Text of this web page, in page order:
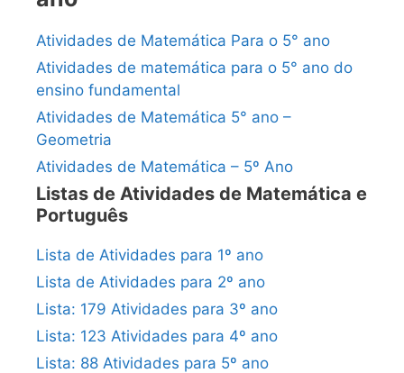
Atividades de Matemática Para o 5° ano
Atividades de matemática para o 5° ano do
ensino fundamental
Atividades de Matemática 5° ano –
Geometria
Atividades de Matemática – 5º Ano
Listas de Atividades de Matemática e
Português
Lista de Atividades para 1º ano
Lista de Atividades para 2º ano
Lista: 179 Atividades para 3º ano
Lista: 123 Atividades para 4º ano
Lista: 88 Atividades para 5º ano